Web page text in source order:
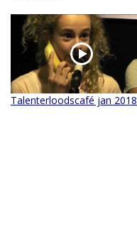
Talenterloodscafé jan 2018